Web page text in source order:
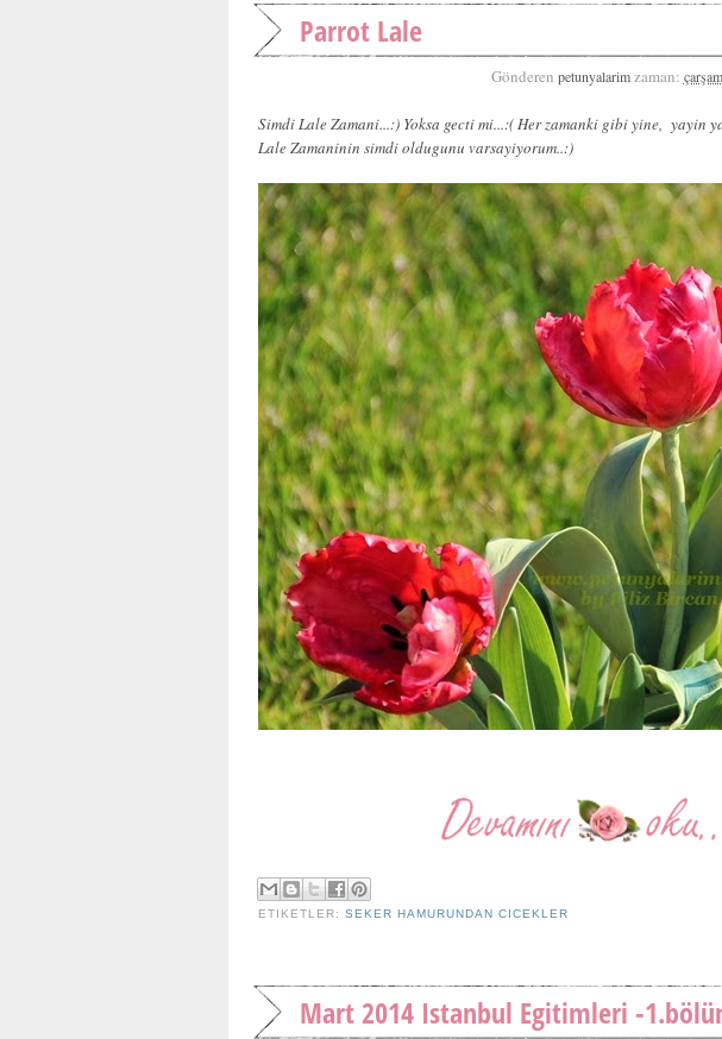
Parrot Lale
Gönderen petunyalarimzaman:
Simdi Lale Zamani...:) Yoksa gecti mi...:( Her zamanki gibi yine, yayin
Lale Zamaninin simdi oldugunu varsayiyorum..:)
ETIKETLER:SEKER HAMURUNDAN CICEKLER
Mart 2014 Istanbul Egitimleri -